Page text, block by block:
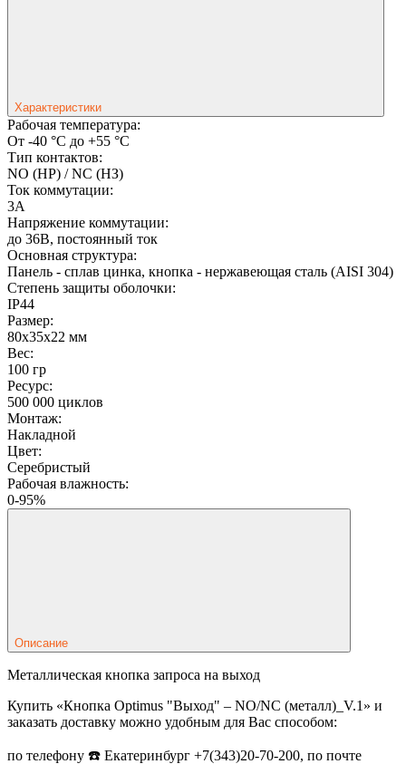
Характеристики
Рабочая температура:
От -40 °С до +55 °С
Тип контактов:
NO (НР) / NC (НЗ)
Ток коммутации:
3А
Напряжение коммутации:
до 36В, постоянный ток
Основная структура:
Панель - сплав цинка, кнопка - нержавеющая сталь (AISI 304)
Степень защиты оболочки:
IP44
Размер:
80х35х22 мм
Вес:
100 гр
Ресурс:
500 000 циклов
Монтаж:
Накладной
Цвет:
Серебристый
Рабочая влажность:
0-95%
Описание
Металлическая кнопка запроса на выход
Купить «Кнопка Optimus "Выход" – NO/NC (металл)_V.1» и
заказать доставку можно удобным для Вас способом:
по телефону ☎️ Екатеринбург +7(343)20-70-200, по почте